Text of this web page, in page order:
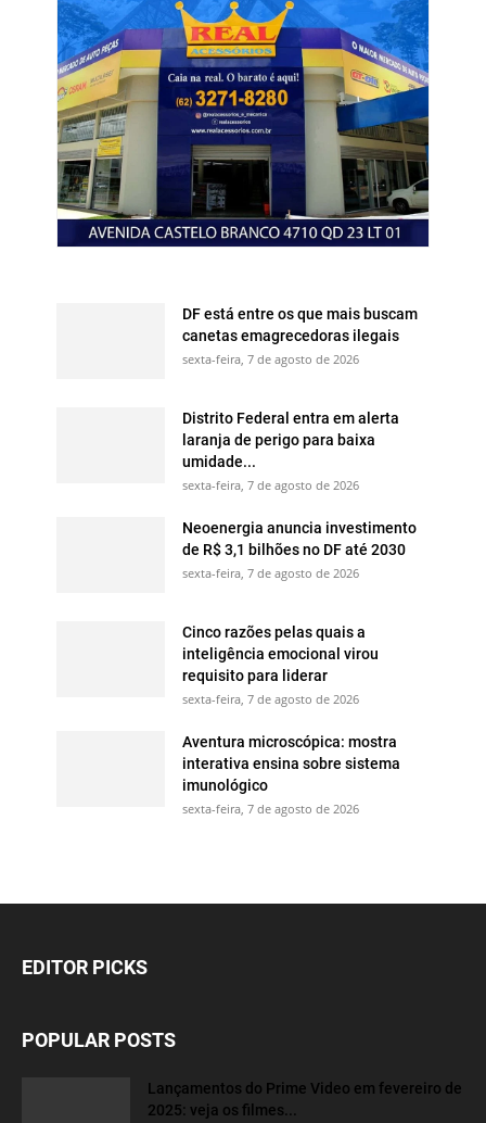
DF está entre os que mais buscam
canetas emagrecedoras ilegais
sexta-feira, 7 de agosto de 2026
Distrito Federal entra em alerta
laranja de perigo para baixa
umidade...
sexta-feira, 7 de agosto de 2026
Neoenergia anuncia investimento
de R$ 3,1 bilhões no DF até 2030
sexta-feira, 7 de agosto de 2026
Cinco razões pelas quais a
inteligência emocional virou
requisito para liderar
sexta-feira, 7 de agosto de 2026
Aventura microscópica: mostra
interativa ensina sobre sistema
imunológico
sexta-feira, 7 de agosto de 2026
EDITOR PICKS
POPULAR POSTS
Lançamentos do Prime Video em fevereiro de
2025: veja os filmes...